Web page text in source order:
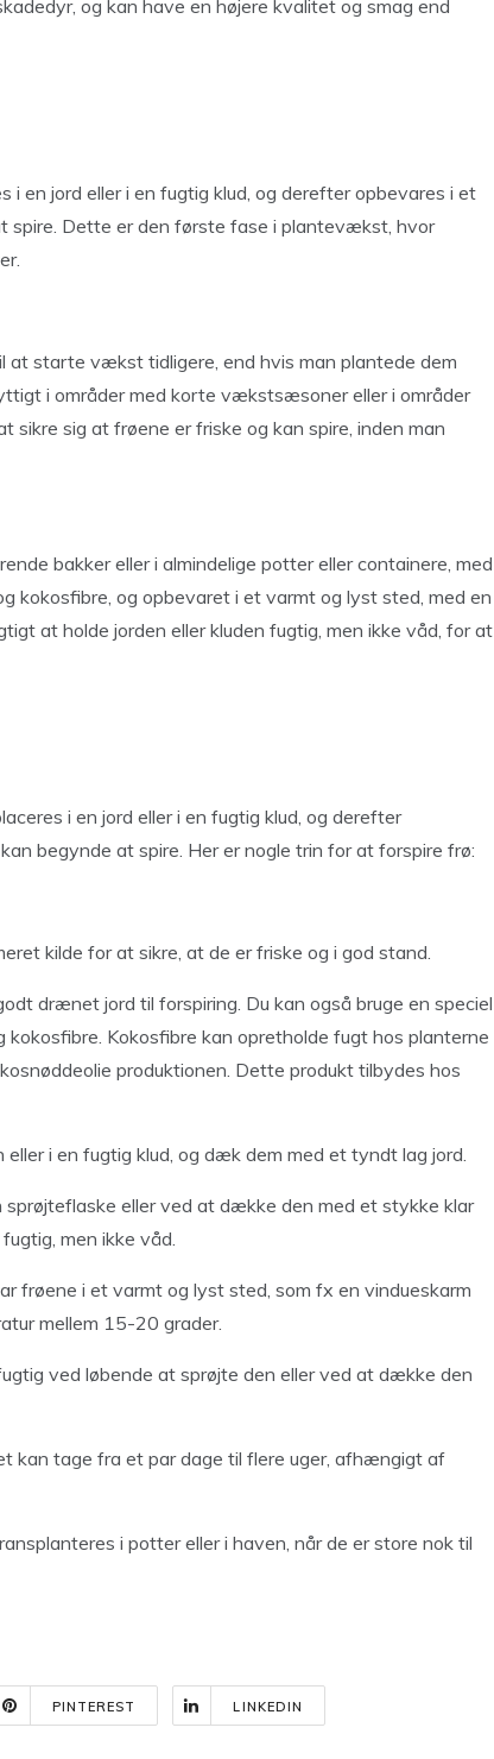
og kan have en højere kvalitet og smag end
i en jord eller i en fugtig klud, og derefter opbevares i et
spire. Dette er den første fase i plantevækst, hvor
at starte vækst tidligere, end hvis man plantede dem
i områder med korte vækstsæsoner eller i områder
sikre sig at frøene er friske og kan spire, inden man
bakker eller i almindelige potter eller containere, med
kokosfibre, og opbevaret i et varmt og lyst sted, med en
at holde jorden eller kluden fugtig, men ikke våd, for at
i en jord eller i en fugtig klud, og derefter
begynde at spire. Her er nogle trin for at forspire frø:
kilde for at sikre, at de er friske og i god stand.
drænet jord til forspiring. Du kan også bruge en speciel
kokosfibre. Kokosfibre kan opretholde fugt hos planterne
produktionen. Dette produkt tilbydes hos
eller i en fugtig klud, og dæk dem med et tyndt lag jord.
sprøjteflaske eller ved at dække den med et stykke klar
men ikke våd.
frøene i et varmt og lyst sted, som fx en vindueskarm
mellem 15-20 grader.
ved løbende at sprøjte den eller ved at dække den
kan tage fra et par dage til flere uger, afhængigt af
i potter eller i haven, når de er store nok til
PINTEREST LINKEDIN